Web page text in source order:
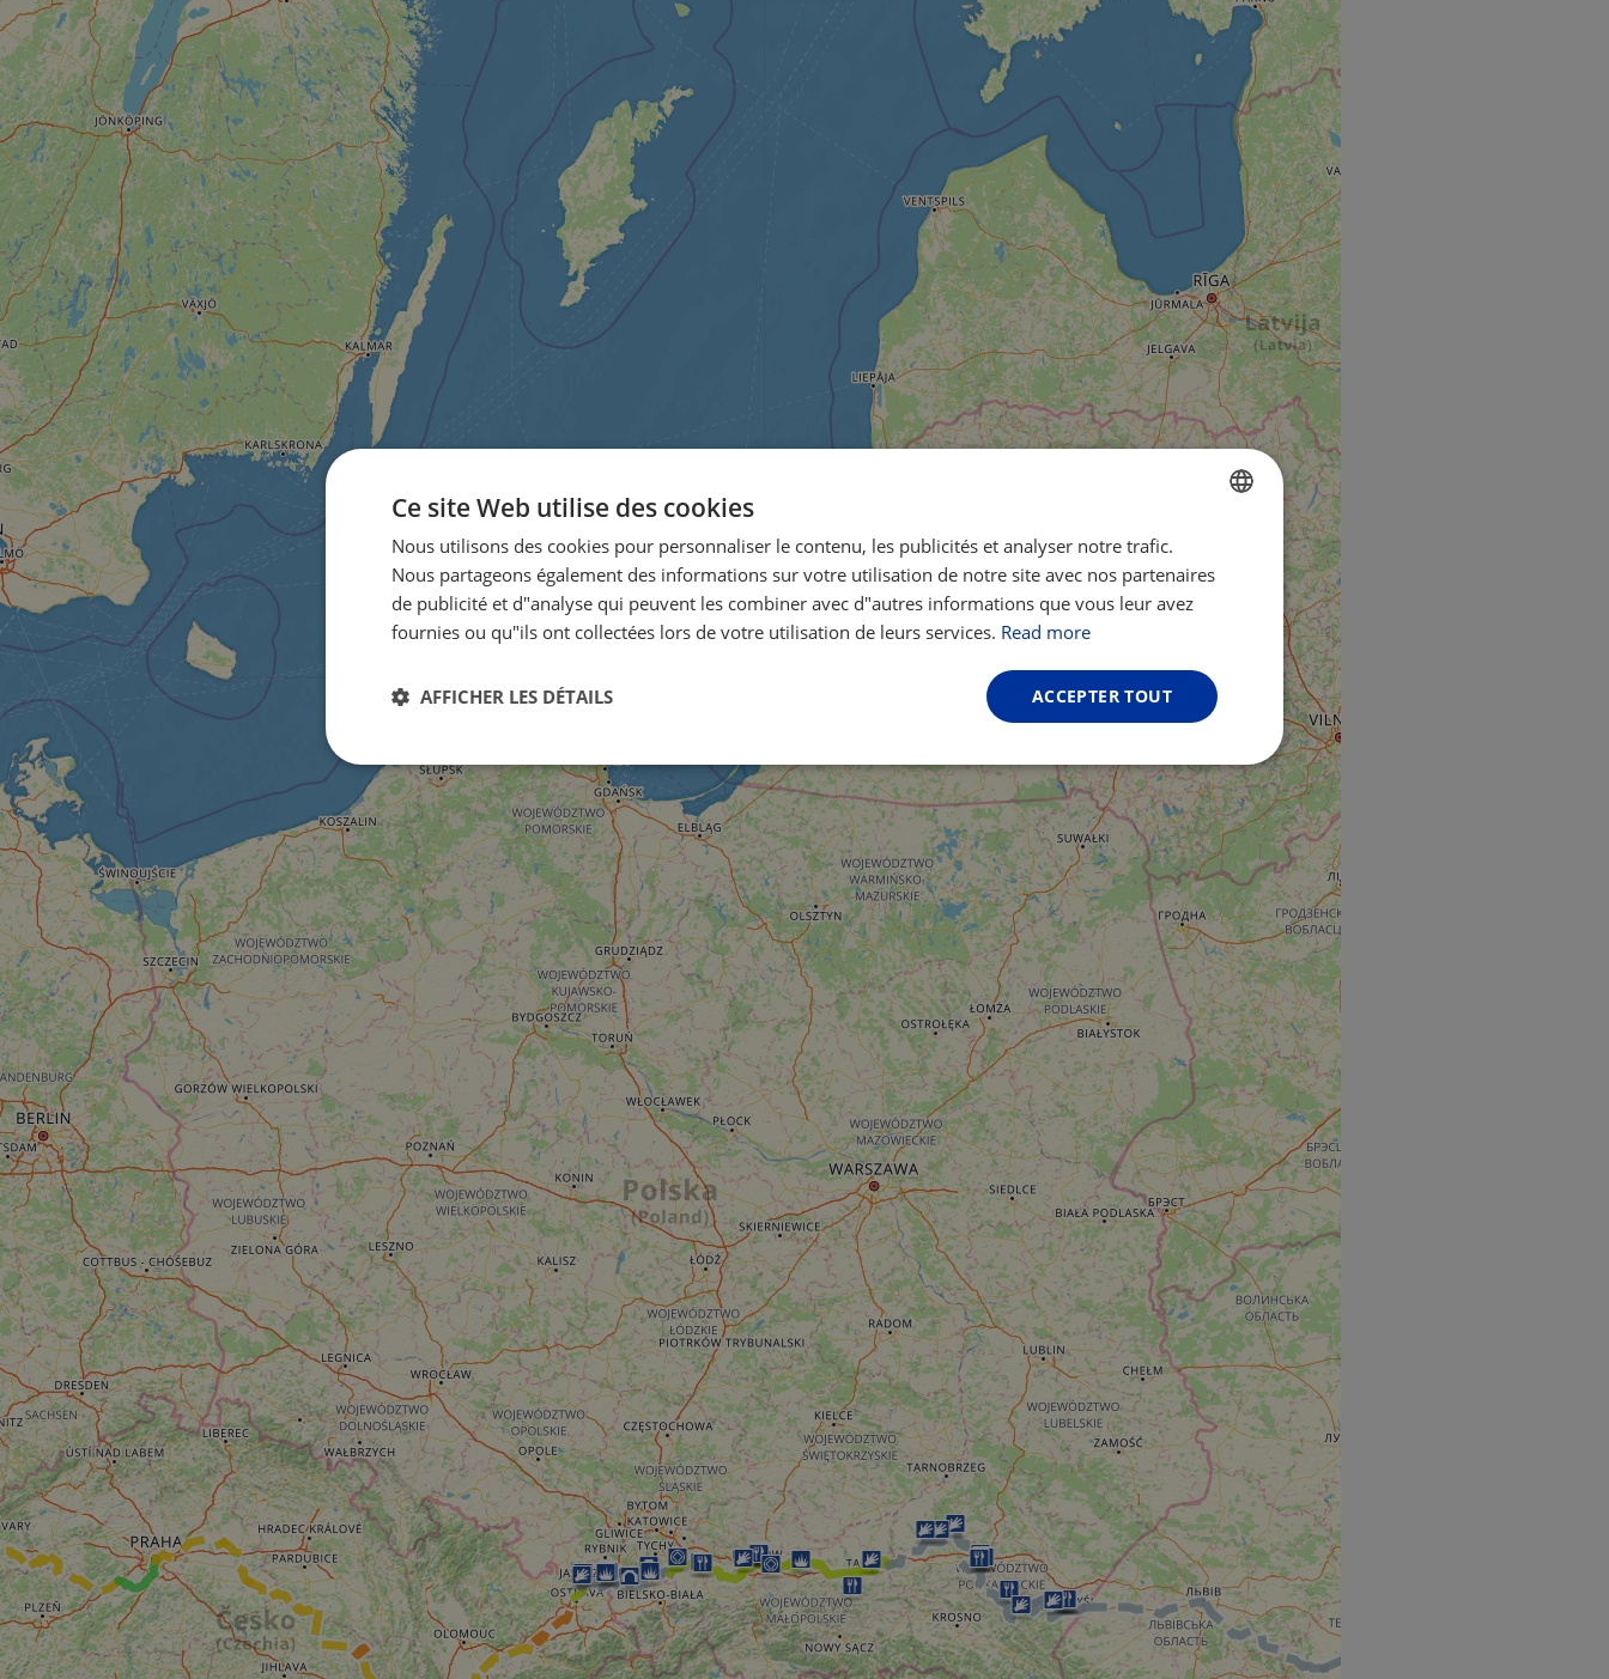
FRENCH
Ce site Web utilise des cookies
Nous utilisons des cookies pour personnaliser le contenu, les publicités et analyser notre trafic.
Nous partageons également des informations sur votre utilisation de notre site avec nos partenaires
de publicité et d"analyse qui peuvent les combiner avec d"autres informations que vous leur avez
fournies ou qu"ils ont collectées lors de votre utilisation de leurs services. Read more
ACCEPTER TOUT
AFFICHER LES DÉTAILS
Strictement
nécessaires
Performance Ciblage Fonctionnalité Non classifiés
Strictement nécessaires Performance Ciblage Fonctionnalité Non classifiés
Les cookies strictement nécessaires habilitent des fonctionnalités de base du site Web telles que la connexion des utilisateurs et
la gestion des comptes. Le site Web ne peut pas être utilisé correctement sans les cookies strictement nécessaires.
Nom
Fournisseur /
Domaine
Expiration Description
csrftoken .instagram.com
1 an 1
mois
This cookie is associated with the Django web development
platform for Python. It is designed to help protect a site against
at particular type of software attack on web forms.
cf_chl_rc_i
Cloudflare, Inc.
gleam.io
59
minutes
secondes
This cookie is associated with Cloudflare's challenge-response
tests, which are used to ensure that the website's traffic is
legitimate and not coming from automated bots. It is part of
Cloudflare's security features.
__cf_bm
Cloudflare Inc.
.vimeo.com
29
minutes
50
secondes
This cookie is used to distinguish between humans and bots.
This is beneficial for the website, in order to make valid reports
on the use of their website.
__cf_bm
Cloudflare Inc.
.gleam.io
29
minutes
44
secondes
This cookie is used to distinguish between humans and bots.
This is beneficial for the website, in order to make valid reports
on the use of their website.
AWSALBCORS
Amazon.com Inc.
analytics.sitewit.com
1 semaine
For continued stickiness support with CORS use cases after the
Chromium update, we are creating additional stickiness cookies
for each of these duration-based stickiness features named
AWSALBCORS (ALB).
ASP.NET_SessionId
Microsoft
Corporation
analytics.sitewit.com
Session
General purpose platform session cookie, used by sites written
with Miscrosoft .NET based technologies. Usually used to
maintain an anonymised user session by the server.
li_gc
LinkedIn
Corporation
.linkedin.com
5 mois 4
semaines
Utilisé pour stocker le consentement des clients à l'utilisation de
cookies à des fins non essentielles
CookieScriptConsent
CookieScript
11 mois 4
semaines
Ce cookie est utilisé par le service Cookie-Script.com pour
mémoriser les préférences de consentement des visiteurs en
Politique de confidentialité de Google